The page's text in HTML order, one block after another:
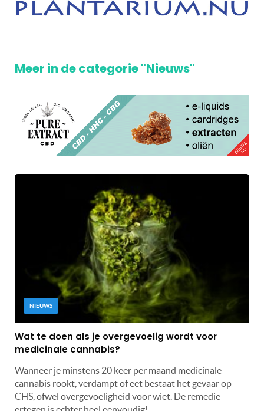
Meer in de categorie "Nieuws"
NIEUWS
Wat te doen als je overgevoelig wordt voor
medicinale cannabis?
Wanneer je minstens 20 keer per maand medicinale
cannabis rookt, verdampt of eet bestaat het gevaar op
CHS, ofwel overgevoeligheid voor wiet. De remedie